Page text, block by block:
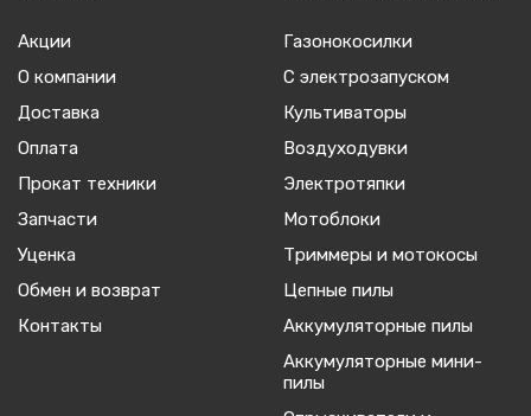
Акции
О компании
Доставка
Оплата
Прокат техники
Запчасти
Уценка
Обмен и возврат
Контакты
Газонокосилки
С электрозапуском
Культиваторы
Воздуходувки
Электротяпки
Мотоблоки
Триммеры и мотокосы
Цепные пилы
Аккумуляторные пилы
Аккумуляторные мини-
пилы